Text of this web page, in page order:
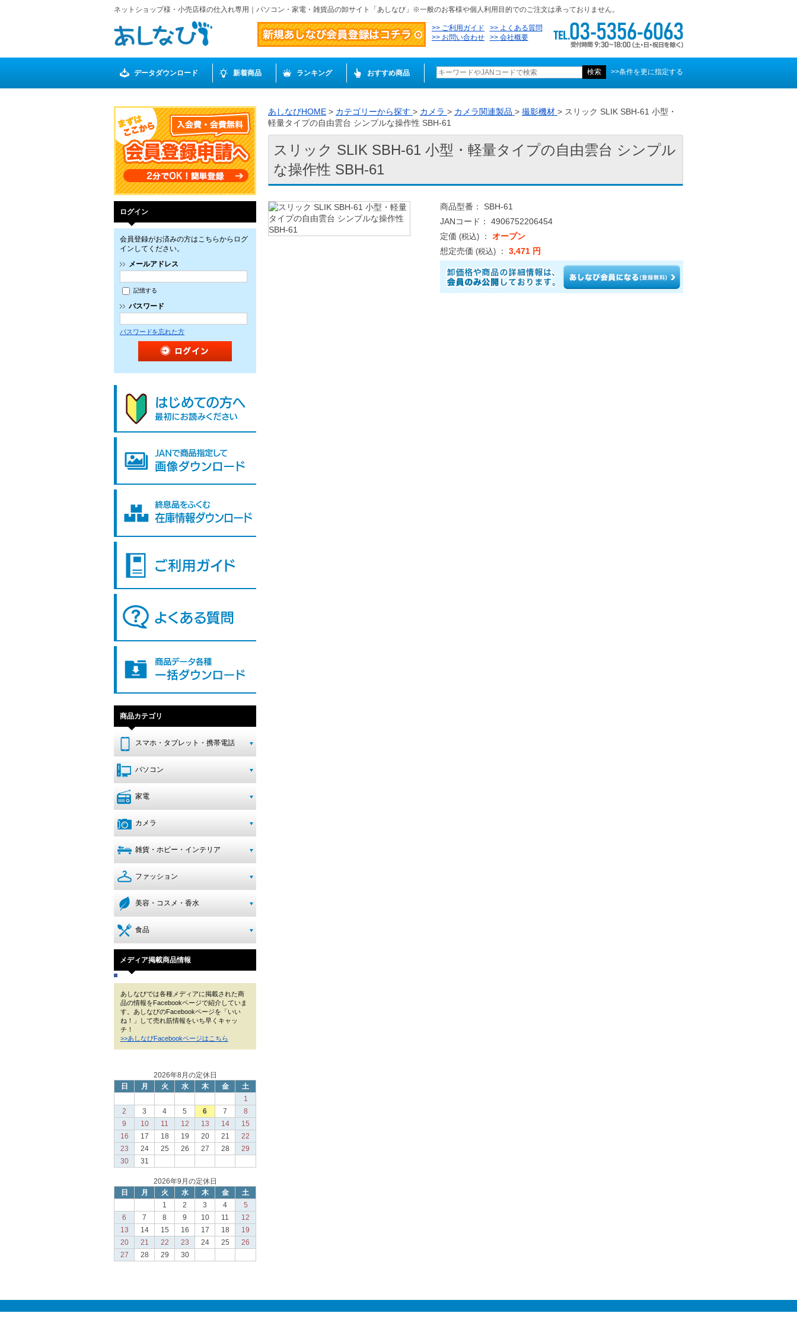
ネットショップ様・小売店様の仕入れ専用｜パソコン・家電・雑貨品の卸サイト「あしなび」※一般のお客様や個人利用目的でのご注文は承っておりません。
ご利用ガイド
よくある質問
お問い合わせ
会社概要
データダウンロード 新着商品 ランキング おすすめ商品 >>条件を更に指定する
ログイン
会員登録がお済みの方はこちらからログ
インしてください。
メールアドレス
記憶する
パスワード
パスワードを忘れた方
商品カテゴリ
スマホ・タブレット・携帯電話
パソコン
家電
カメラ
雑貨・ホビー・インテリア
ファッション
美容・コスメ・香水
食品
メディア掲載商品情報
あしなびでは各種メディアに掲載された商
品の情報をFacebookページで紹介していま
す。あしなびのFacebookページを「いい
ね！」して売れ筋情報をいち早くキャッ
チ！
>>あしなびFacebookページはこちら
2026年8月の定休日
日
月 火 水 木 金
土
1
2
3 4 5 6 7
8
9
10 11 12 13 14
15
16
17 18 19 20 21
22
23
24 25 26 27 28
29
30
31
2026年9月の定休日
日
月 火 水 木 金
土
1
2 3 4
5
6
7 8 9 10 11
12
13
14 15 16 17 18
19
20
21 22 23 24 25
26
27
28 29 30
あしなびHOME > カテゴリーから探す > カメラ > カメラ関連製品 > 撮影機材 > スリック SLIK SBH-61 小型・
軽量タイプの自由雲台 シンプルな操作性 SBH-61
スリック SLIK SBH-61 小型・軽量タイプの自由雲台 シンプル
な操作性 SBH-61
商品型番： SBH-61
JANコード： 4906752206454
定価 (税込) ： オープン
想定売価 (税込) ： 3,471 円